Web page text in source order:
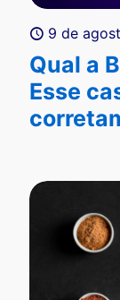
9 de
Qual a
Esse